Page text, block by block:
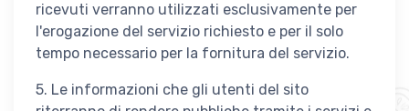
ricevuti verranno utilizzati esclusivamente per
l'erogazione del servizio richiesto e per il solo
tempo necessario per la fornitura del servizio.
5. Le informazioni che gli utenti del sito